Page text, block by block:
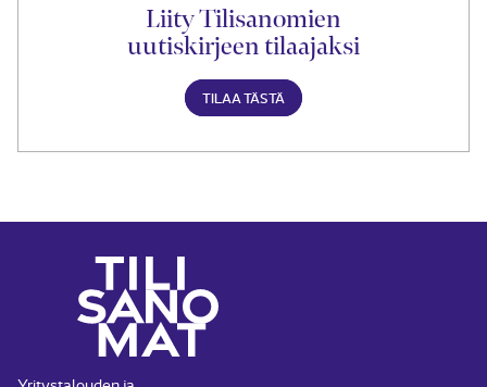
Liity Tilisanomien
uutiskirjeen tilaajaksi
TILAA TÄSTÄ